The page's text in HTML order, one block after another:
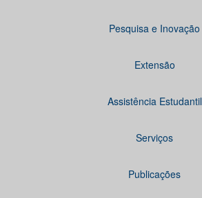
Pesquisa e Inovação
Extensão
Assistência Estudantil
Serviços
Publicações